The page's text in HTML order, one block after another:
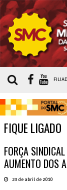
FIQUE LIGADO
FORÇA
AUMENTO DOS
23 de abril de 2010